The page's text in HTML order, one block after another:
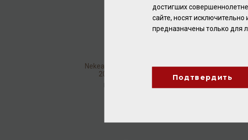
Nekeas Los Olivos Reserva
2016 14,5% 0,75л
достигших
сайте, носят
предназначены только для
Подтвердить